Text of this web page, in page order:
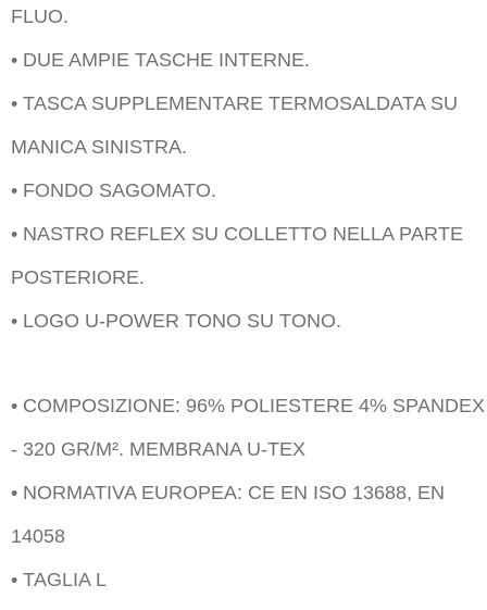
FLUO.
• DUE AMPIE TASCHE INTERNE.
• TASCA SUPPLEMENTARE TERMOSALDATA SU
MANICA SINISTRA.
• FONDO SAGOMATO.
• NASTRO REFLEX SU COLLETTO NELLA PARTE
POSTERIORE.
• LOGO U-POWER TONO SU TONO.
• COMPOSIZIONE: 96% POLIESTERE 4% SPANDEX
- 320 GR/M². MEMBRANA U-TEX
• NORMATIVA EUROPEA: CE EN ISO 13688, EN
14058
• TAGLIA L